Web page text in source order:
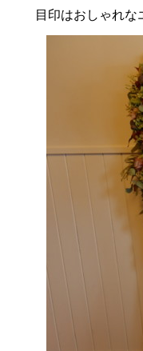
目印はおしゃれな